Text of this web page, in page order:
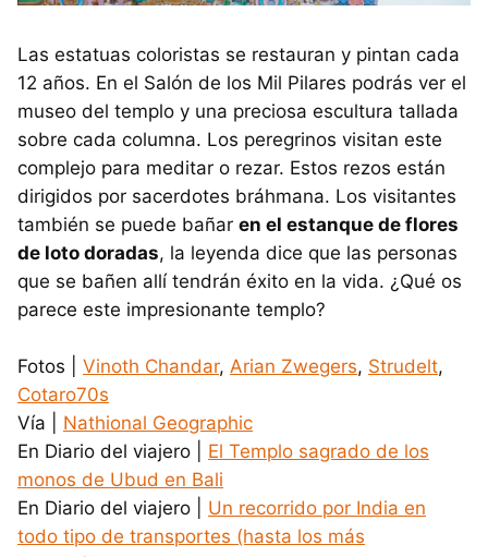
Las estatuas coloristas se restauran y pintan cada
12 años. En el Salón de los Mil Pilares podrás ver el
museo del templo y una preciosa escultura tallada
sobre cada columna. Los peregrinos visitan este
complejo para meditar o rezar. Estos rezos están
dirigidos por sacerdotes bráhmana. Los visitantes
también se puede bañar en el estanque de flores
de loto doradas, la leyenda dice que las personas
que se bañen allí tendrán éxito en la vida. ¿Qué os
parece este impresionante templo?
Fotos | Vinoth Chandar, Arian Zwegers, Strudelt,
Cotaro70s
Vía | Nathional Geographic
En Diario del viajero | El Templo sagrado de los
monos de Ubud en Bali
En Diario del viajero | Un recorrido por India en
todo tipo de transportes (hasta los más